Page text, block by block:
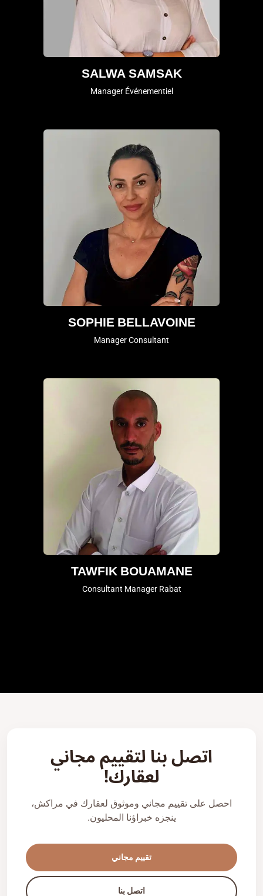
SALWA SAMSAK
Manager Événementiel
SOPHIE BELLAVOINE
Manager Consultant
TAWFIK BOUAMANE
Consultant Manager Rabat
اتصل بنا لتقييم مجاني
لعقارك!
احصل على تقييم مجاني وموثوق لعقارك في مراكش،
ينجزه خبراؤنا المحليون.
تقييم مجاني
اتصل بنا